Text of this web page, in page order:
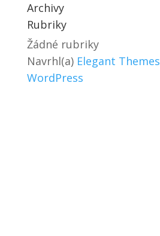
Archivy
Rubriky
Žádné rubriky
Navrhl(a) Elegant Themes
WordPress